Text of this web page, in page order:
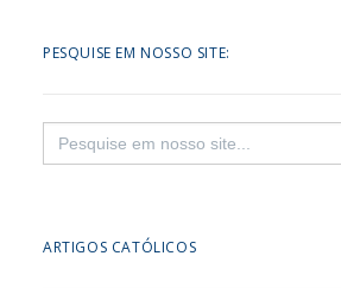
PESQUISE EM NOSSO SITE:
Search
for:
ARTIGOS CATÓLICOS